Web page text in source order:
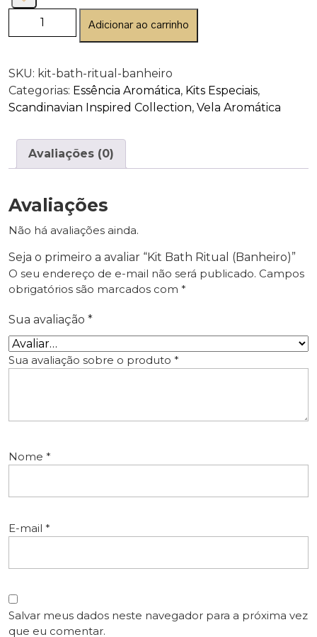
Adicionar ao carrinho
SKU: kit-bath-ritual-banheiro
Categorias: Essência Aromática, Kits Especiais,
Scandinavian Inspired Collection, Vela Aromática
Avaliações (0)
Avaliações
Não há avaliações ainda.
Seja o primeiro a avaliar “Kit Bath Ritual (Banheiro)”
O seu endereço de e-mail não será publicado. Campos
obrigatórios são marcados com *
Sua avaliação *
Sua avaliação sobre o produto *
Nome *
E-mail *
Salvar meus dados neste navegador para a próxima vez
que eu comentar.